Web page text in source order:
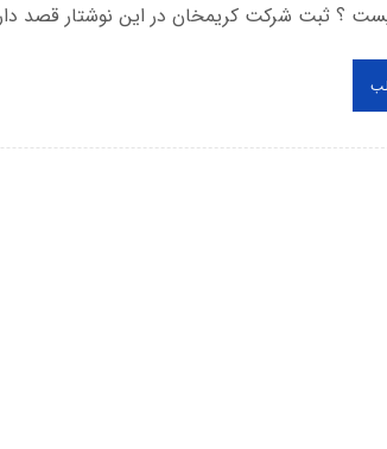
؟ ثبت شرکت کریمخان در این نوشتار قصد